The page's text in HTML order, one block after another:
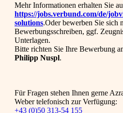
Mehr Informationen erhalten Sie
https://jobs.verbund.com/de/
solutions.Oder bewerben Sie sich
Bewerbungsschreiben, ggf.
Unterlagen.
Bitte richten Sie Ihre Bewerbung
Philipp Nuspl.
Für Fragen stehen Ihnen gerne
Weber telefonisch zur Verfügung:
+43 (0)50 313-54 155